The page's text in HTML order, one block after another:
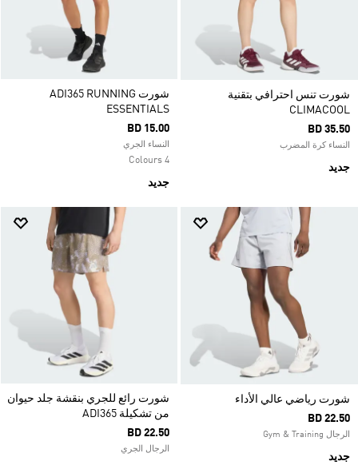
شورت تنس احترافي بتقنية
CLIMACOOL
BD 35.50
النساء كرة المضرب
جديد
شورت ADI365 RUNNING
ESSENTIALS
BD 15.00
النساء الجري
4 Colours
جديد
شورت رياضي عالي الأداء
BD 22.50
الرجال Gym & Training
جديد
شورت رائع للجري بنقشة جلد حيوان
من تشكيلة ADI365
BD 22.50
الرجال الجري